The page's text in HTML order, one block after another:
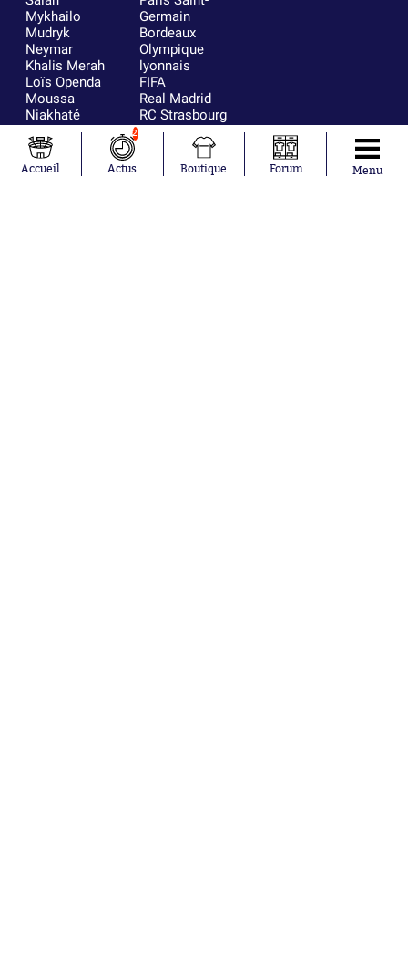
Mykhailo
Mudryk
Neymar
Khalis Merah
Loïs Openda
Moussa
Niakhaté
Tagliafico
Pavel Šulc
Josh Maja
Germain
Bordeaux
Olympique
lyonnais
FIFA
Real Madrid
RC Strasbourg
AC Milan
RC Lens
Accueil
2
Actus Boutique Forum Menu